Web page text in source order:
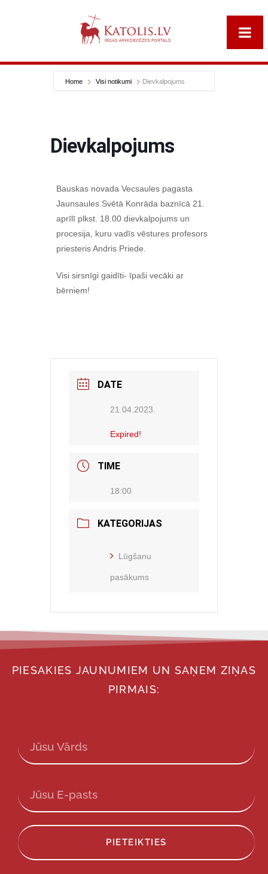
Home Visi notikumi Dievkalpojums
Dievkalpojums
Bauskas novada Vecsaules pagasta
Jaunsaules Svētā Konrāda baznīcā 21.
aprīlī plkst. 18.00 dievkalpojums un
procesija, kuru vadīs vēstures profesors
priesteris Andris Priede.
Visi sirsnīgi gaidīti- īpaši vecāki ar
bērniem!
DATE
21.04.2023.
Expired!
TIME
18:00
KATEGORIJAS
Lūgšanu
pasākums
PIESAKIES JAUNUMIEM UN SAŅEM ZIŅAS
PIRMAIS:
PIETEIKTIES